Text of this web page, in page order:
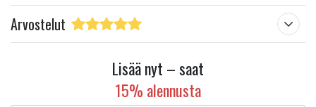
Jännite:
0,0029 Kg
15,6
Arvostelut
Lisää nyt – saat
15% alennusta